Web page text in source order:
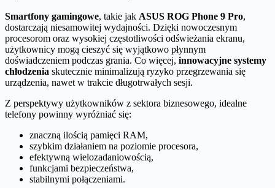
Smartfony gamingowe, takie jak ASUS ROG Phone 9 Pro,
dostarczają niesamowitej wydajności. Dzięki nowoczesnym
procesorom oraz wysokiej częstotliwości odświeżania ekranu,
użytkownicy mogą cieszyć się wyjątkowo płynnym
doświadczeniem podczas grania. Co więcej, innowacyjne systemy
chłodzenia skutecznie minimalizują ryzyko przegrzewania się
urządzenia, nawet w trakcie długotrwałych sesji.
Z perspektywy użytkowników z sektora biznesowego, idealne
telefony powinny wyróżniać się:
znaczną ilością pamięci RAM,
szybkim działaniem na poziomie procesora,
efektywną wielozadaniowością,
funkcjami bezpieczeństwa,
stabilnymi połączeniami.